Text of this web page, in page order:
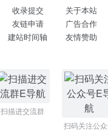
收录提交
友链申请
建站时间轴
关于本站
广告合作
友情赞助
扫描进交流群
扫码关注公